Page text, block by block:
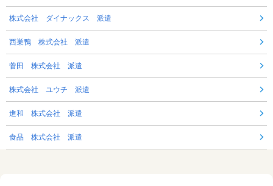
株式会社 ダイナックス 派遣
西巣鴨 株式会社 派遣
菅田 株式会社 派遣
株式会社 ユウチ 派遣
進和 株式会社 派遣
食品 株式会社 派遣